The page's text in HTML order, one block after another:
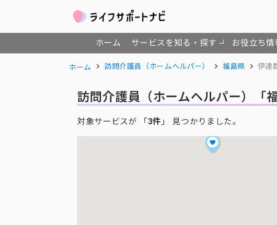
ホーム サービスを知る・探す お役立ち情
ホーム 訪問介護員（ホームヘルパー） 福島県 伊達
訪問介護員（ホームヘルパー） 「
対象サービスが 「3件 」 見つかりました。